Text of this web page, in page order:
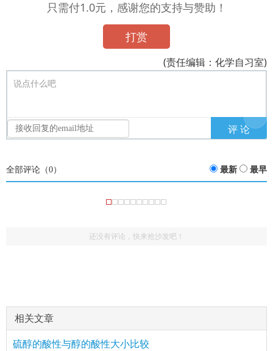
只需付1.0元，感谢您的支持与赞助！
打赏
(责任编辑：化学自习室)
说点什么吧
全部评论（0） 最新 最早
还没有评论，快来抢沙发吧！
相关文章
硫醇的酸性与醇的酸性大小比较